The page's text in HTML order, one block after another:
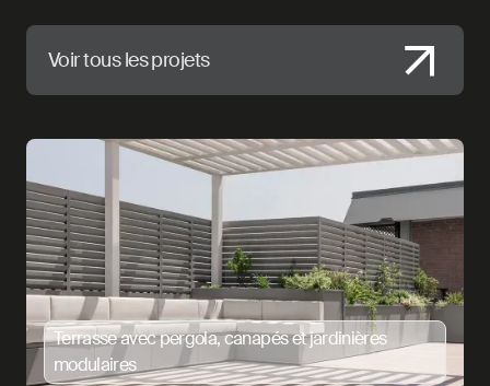
Voir tous les projets
Terrasse avec pergola, canapés et jardinières
modulaires